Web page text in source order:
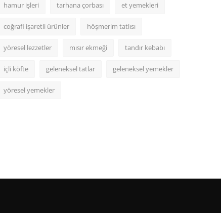
hamur işleri tarhana çorbası et yemekleri
coğrafi işaretli ürünler höşmerim tatlısı
yöresel lezzetler mısır ekmeği tandır kebabı
içli köfte geleneksel tatlar geleneksel yemekler
yöresel yemekler